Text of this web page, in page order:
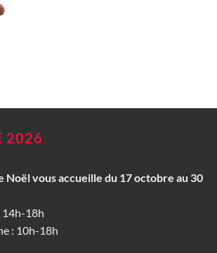
2026
Noël vous accueille du 17 octobre au 30
14h-18h
: 10h-18h